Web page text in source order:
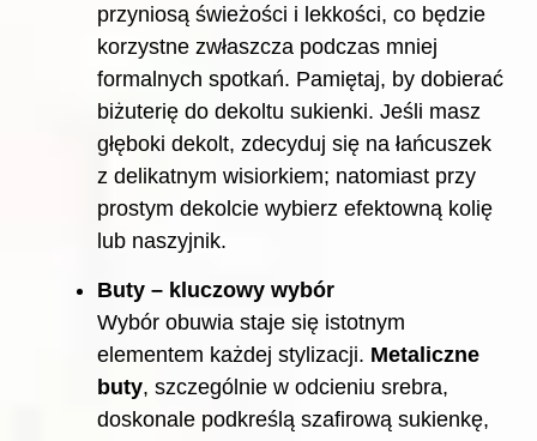
przyniosą świeżości i lekkości, co będzie
korzystne zwłaszcza podczas mniej
formalnych spotkań. Pamiętaj, by dobierać
biżuterię do dekoltu sukienki. Jeśli masz
głęboki dekolt, zdecyduj się na łańcuszek
z delikatnym wisiorkiem; natomiast przy
prostym dekolcie wybierz efektowną kolię
lub naszyjnik.
Buty – kluczowy wybór
Wybór obuwia staje się istotnym
elementem każdej stylizacji. Metaliczne
buty, szczególnie w odcieniu srebra,
doskonale podkreślą szafirową sukienkę,